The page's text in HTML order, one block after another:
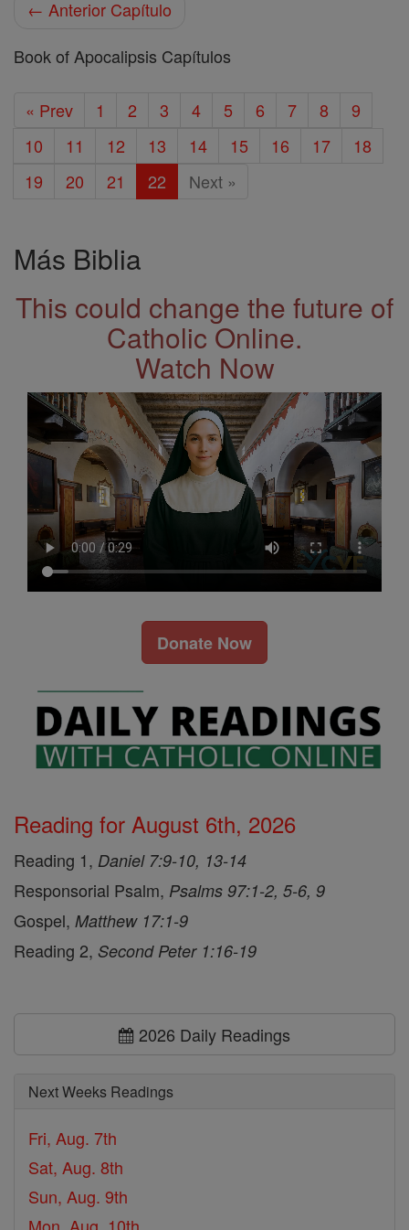
← Anterior Capítulo
Book of Apocalipsis Capítulos
« Prev 1 2 3 4 5 6 7 8
9
10
11 12 13 14 15 16 17
18
19
20 21 22 Next »
Más Biblia
This could change the future of
Catholic Online.
Watch Now
Donate Now
Reading for August 6th, 2026
Reading 1, Daniel 7:9-10, 13-14
Responsorial Psalm, Psalms 97:1-2, 5-6, 9
Gospel, Matthew 17:1-9
Reading 2, Second Peter 1:16-19
2026 Daily Readings
Next Weeks Readings
Fri, Aug. 7th
Sat, Aug. 8th
Sun, Aug. 9th